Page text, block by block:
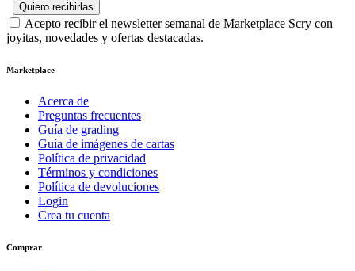
Quiero recibirlas
Acepto recibir el newsletter semanal de Marketplace Scry con
joyitas, novedades y ofertas destacadas.
Marketplace
Acerca de
Preguntas frecuentes
Guía de grading
Guía de imágenes de cartas
Política de privacidad
Términos y condiciones
Política de devoluciones
Login
Crea tu cuenta
Comprar